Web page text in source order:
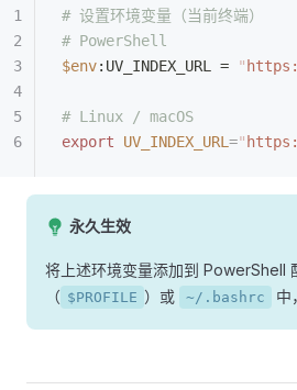
# 设置环境变量（当前终端）
# PowerShell
$env:UV_INDEX_URL = "
# Linux / macOS
export UV_INDEX_URL ="
永久生效
将上述环境变量添加到 PowerShell
（ $PROFILE ）或 ~/.bashrc 中